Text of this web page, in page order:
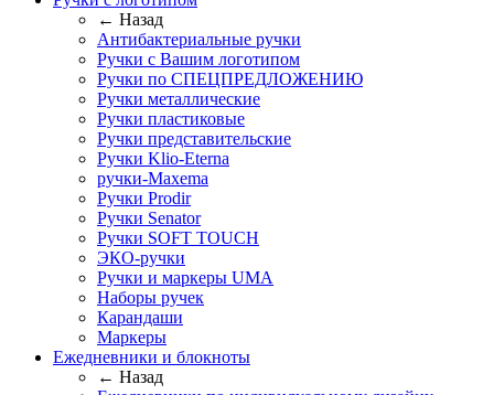
← Назад
Антибактериальные ручки
Ручки с Вашим логотипом
Ручки по СПЕЦПРЕДЛОЖЕНИЮ
Ручки металлические
Ручки пластиковые
Ручки представительские
Ручки Klio-Eterna
ручки-Maxema
Ручки Prodir
Ручки Senator
Ручки SOFT TOUCH
ЭКО-ручки
Ручки и маркеры UMA
Наборы ручек
Карандаши
Маркеры
Ежедневники и блокноты
← Назад